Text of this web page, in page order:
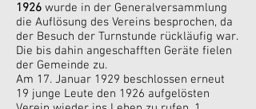
1926 wurde in der Generalversammlung
die Auflösung des Vereins besprochen, da
der Besuch der Turnstunde rückläufig war.
Die bis dahin angeschafften Geräte fielen
der Gemeinde zu.
Am 17. Januar 1929 beschlossen erneut
19 junge Leute den 1926 aufgelösten